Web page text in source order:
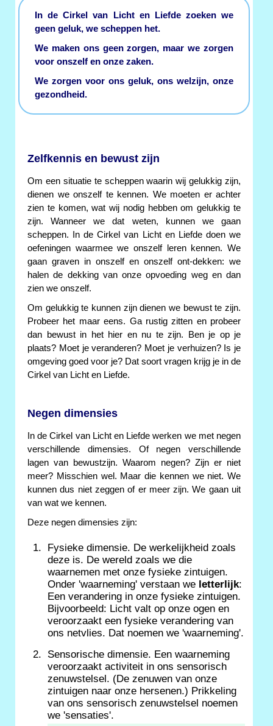
In de Cirkel van Licht en Liefde zoeken we
geen geluk, we scheppen het.
We maken ons geen zorgen, maar we zorgen
voor onszelf en onze zaken.
We zorgen voor ons geluk, ons welzijn, onze
gezondheid.
Zelfkennis en bewust zijn
Om een situatie te scheppen waarin wij gelukkig zijn,
dienen we onszelf te kennen. We moeten er achter
zien te komen, wat wij nodig hebben om gelukkig te
zijn. Wanneer we dat weten, kunnen we gaan
scheppen. In de Cirkel van Licht en Liefde doen we
oefeningen waarmee we onszelf leren kennen. We
gaan graven in onszelf en onszelf ont-dekken: we
halen de dekking van onze opvoeding weg en dan
zien we onszelf.
Om gelukkig te kunnen zijn dienen we bewust te zijn.
Probeer het maar eens. Ga rustig zitten en probeer
dan bewust in het hier en nu te zijn. Ben je op je
plaats? Moet je veranderen? Moet je verhuizen? Is je
omgeving goed voor je? Dat soort vragen krijg je in de
Cirkel van Licht en Liefde.
Negen dimensies
In de Cirkel van Licht en Liefde werken we met negen
verschillende dimensies. Of negen verschillende
lagen van bewustzijn. Waarom negen? Zijn er niet
meer? Misschien wel. Maar die kennen we niet. We
kunnen dus niet zeggen of er meer zijn. We gaan uit
van wat we kennen.
Deze negen dimensies zijn:
Fysieke dimensie. De werkelijkheid zoals
deze is. De wereld zoals we die
waarnemen met onze fysieke zintuigen.
Onder 'waarneming' verstaan we letterlijk:
Een verandering in onze fysieke zintuigen.
Bijvoorbeeld: Licht valt op onze ogen en
veroorzaakt een fysieke verandering van
ons netvlies. Dat noemen we 'waarneming'.
Sensorische dimensie. Een waarneming
veroorzaakt activiteit in ons sensorisch
zenuwstelsel. (De zenuwen van onze
zintuigen naar onze hersenen.) Prikkeling
van ons sensorisch zenuwstelsel noemen
we 'sensaties'.